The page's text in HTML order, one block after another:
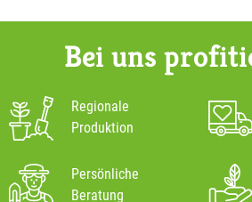
Bei uns
Regionale
Produktion
Persönliche
Beratung